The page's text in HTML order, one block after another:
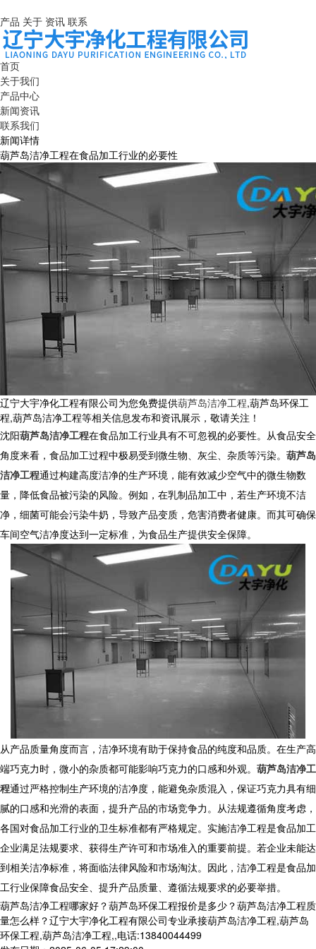
产品 关于 资讯 联系
首页
关于我们
产品中心
新闻资讯
联系我们
新闻详情
葫芦岛洁净工程在食品加工行业的必要性
辽宁大宇净化工程有限公司为您免费提供葫芦岛洁净工程,葫芦岛环保工
程,葫芦岛洁净工程等相关信息发布和资讯展示，敬请关注！
沈阳葫芦岛洁净工程在食品加工行业具有不可忽视的必要性。从食品安全
角度来看，食品加工过程中极易受到微生物、灰尘、杂质等污染。 葫芦岛
洁净工程通过构建高度洁净的生产环境，能有效减少空气中的微生物数
量，降低食品被污染的风险。例如，在乳制品加工中，若生产环境不洁
净，细菌可能会污染牛奶，导致产品变质，危害消费者健康。而其可确保
车间空气洁净度达到一定标准，为食品生产提供安全保障。
从产品质量角度而言，洁净环境有助于保持食品的纯度和品质。在生产高
端巧克力时，微小的杂质都可能影响巧克力的口感和外观。 葫芦岛洁净工
程通过严格控制生产环境的洁净度，能避免杂质混入，保证巧克力具有细
腻的口感和光滑的表面，提升产品的市场竞争力。从法规遵循角度考虑，
各国对食品加工行业的卫生标准都有严格规定。实施洁净工程是食品加工
企业满足法规要求、获得生产许可和市场准入的重要前提。若企业未能达
到相关洁净标准，将面临法律风险和市场淘汰。因此，洁净工程是食品加
工行业保障食品安全、提升产品质量、遵循法规要求的必要举措。
葫芦岛洁净工程哪家好？葫芦岛环保工程报价是多少？葫芦岛洁净工程质
量怎么样？辽宁大宇净化工程有限公司专业承接葫芦岛洁净工程,葫芦岛
环保工程,葫芦岛洁净工程,,电话:13840044499